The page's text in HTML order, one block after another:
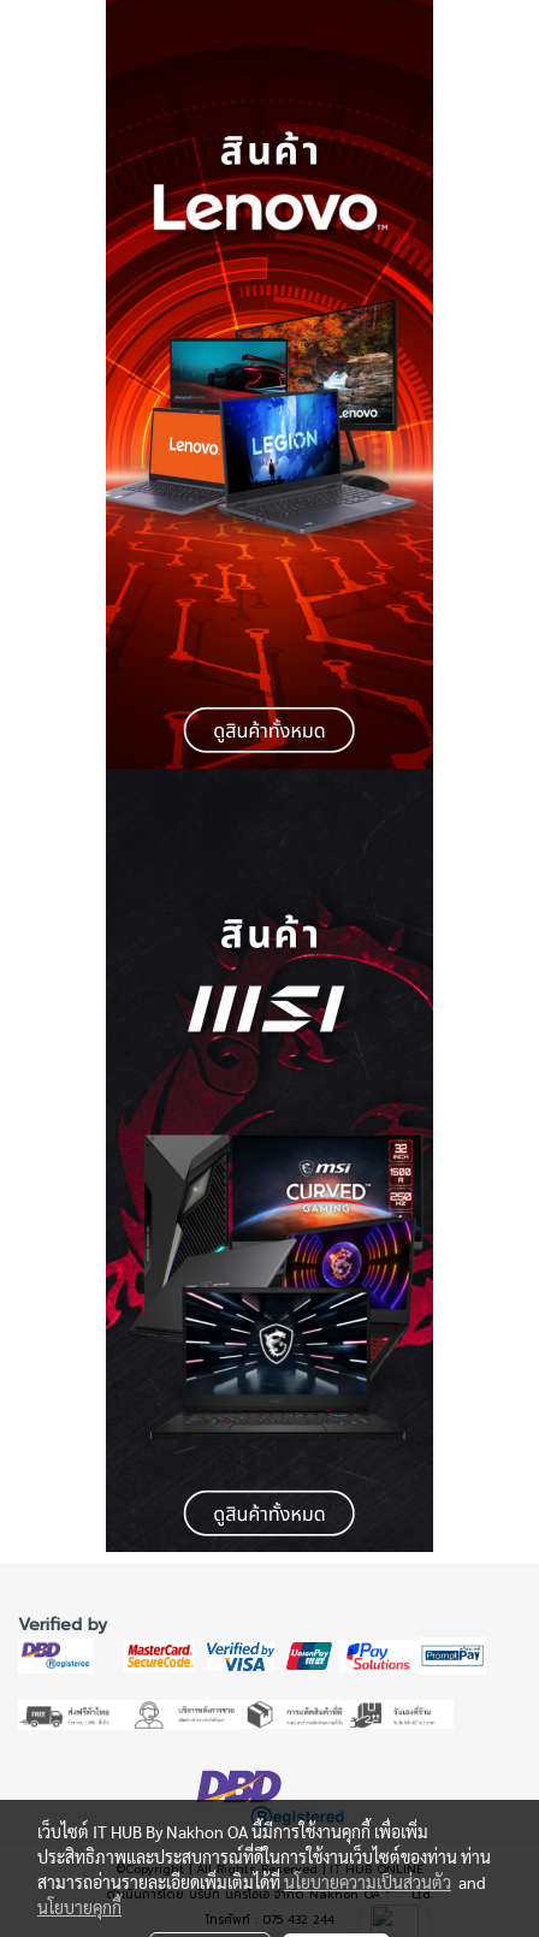
Verified by
©Copyright | All Rights Reserved | IT HUB ONLINE
ดำเนินการโดย บริษัท นครโอเอ จำกัด Nakhon OA Co., Ltd.
โทรศัพท์ : 075 432 244
เว็บไซต์ IT HUB By Nakhon OA นี้มีการใช้งานคุกกี้ เพื่อเพิ่ม
ประสิทธิภาพและประสบการณ์ที่ดีในการใช้งานเว็บไซต์ของท่าน ท่าน
สามารถอ่านรายละเอียดเพิ่มเติมได้ที่นโยบายความเป็นส่วนตัว and
นโยบายคุกกี้